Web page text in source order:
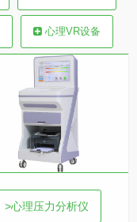
心理VR设备
>心理压力分析仪